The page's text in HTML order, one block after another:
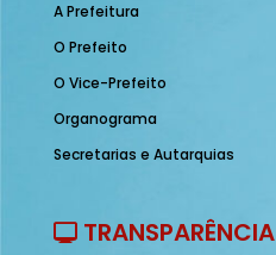
A Prefeitura
O Prefeito
O Vice-Prefeito
Organograma
Secretarias e Autarquias
TRANSPARÊNCIA